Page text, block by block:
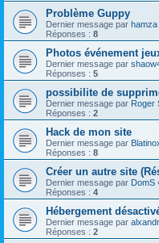
Problème Guppy
Dernier message par hamza
Réponses : 8
Photos événement
Dernier message par
Réponses : 5
possibilite de
Dernier message par Roger
Réponses : 2
Hack de mon site
Dernier message par
Réponses : 8
Créer un autre site
Dernier message par DomS
Réponses : 4
Hébergement
Dernier message par
Réponses : 2